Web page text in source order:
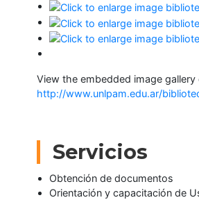
View the embedded image gallery
http://www.unlpam.edu.ar/
Servicios
Obtención de documentos
Orientación y capacitación de